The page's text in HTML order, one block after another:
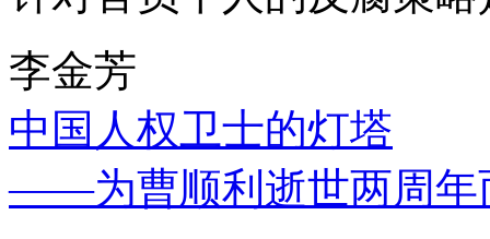
李金芳
中国人权卫士的灯塔
——为曹顺利逝世两周年